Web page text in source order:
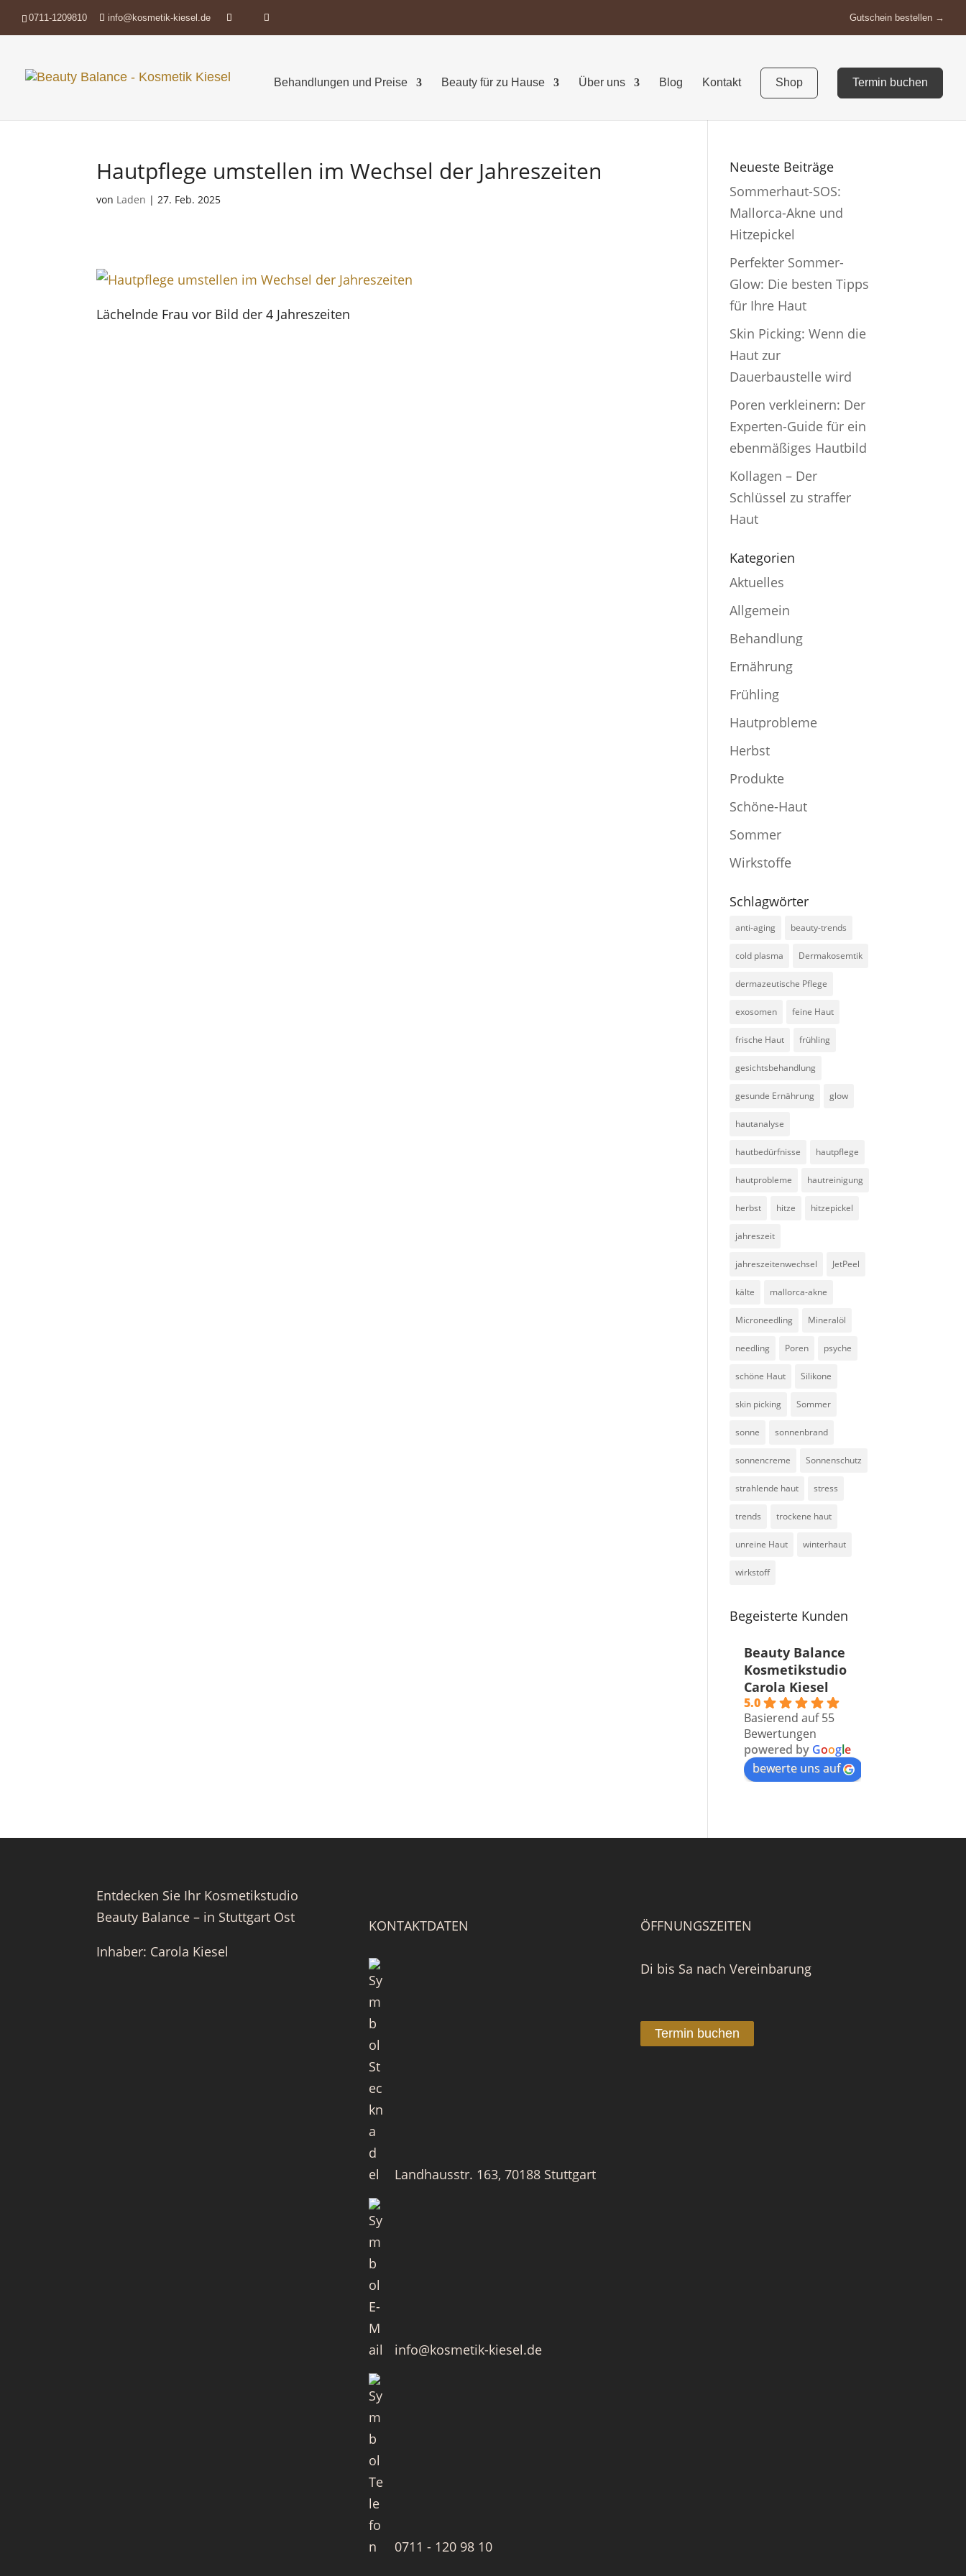
0711-1209810 info@kosmetik-kiesel.de Gutschein bestellen
Behandlungen und Preise Beauty für zu Hause Über uns Blog Kontakt Shop Termin buchen
Hautpflege umstellen im Wechsel der Jahreszeiten
von Laden |27. Feb. 2025
Lächelnde Frau vor Bild der 4 Jahreszeiten
Neueste Beiträge
Sommerhaut-SOS:
Mallorca-Akne und
Hitzepickel
Perfekter Sommer-
Glow: Die besten Tipps
für Ihre Haut
Skin Picking: Wenn die
Haut zur
Dauerbaustelle wird
Poren verkleinern: Der
Experten-Guide für ein
ebenmäßiges Hautbild
Kollagen – Der
Schlüssel zu straffer
Haut
Kategorien
Aktuelles
Allgemein
Behandlung
Ernährung
Frühling
Hautprobleme
Herbst
Produkte
Schöne-Haut
Sommer
Wirkstoffe
Schlagwörter
anti-aging beauty-trends
cold plasma Dermakosemtik
dermazeutische Pflege
exosomen feine Haut
frische Haut frühling
gesichtsbehandlung
gesunde Ernährung glow
hautanalyse
hautbedürfnisse hautpflege
hautprobleme hautreinigung
herbst hitze hitzepickel
jahreszeit
jahreszeitenwechsel JetPeel
kälte mallorca-akne
Microneedling Mineralöl
needling Poren psyche
schöne Haut Silikone
skin picking Sommer
sonne sonnenbrand
sonnencreme Sonnenschutz
strahlende haut stress
trends trockene haut
unreine Haut winterhaut
wirkstoff
Begeisterte Kunden
Beauty Balance
Kosmetikstudio
Carola Kiesel
5.0
Basierend auf 55
Bewertungen
powered by Google
bewerte uns auf
Entdecken Sie Ihr Kosmetikstudio
Beauty Balance – in Stuttgart Ost
Inhaber: Carola Kiesel
KONTAKTDATEN
Landhausstr. 163, 70188 Stuttgart
info@kosmetik-kiesel.de
0711 - 120 98 10
ÖFFNUNGSZEITEN
Di bis Sa nach Vereinbarung
Termin buchen